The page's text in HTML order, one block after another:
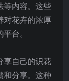
等内容。这些
对花卉的浓厚
台。
享自己的识花
和分享。这种